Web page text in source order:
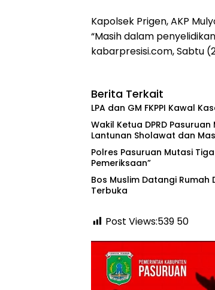
‎Kapolsek Prigen, AKP
“Masih dalam
kabarpresisi.com, Sabtu
Berita Terkait
‎LPA dan GM FKPPI Kawal
‎Wakil Ketua DPRD
Lantunan Sholawat dan
‎Polres Pasuruan Mutasi
Pemeriksaan”
‎Bos Muslim Datangi Rumah
Terbuka
Post Views:539 50